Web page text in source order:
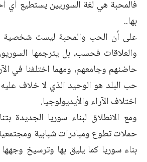
فالمحبة هي لغة السوريين يستطيع أي
بها..
على أن الحب والمحبة ليست شخصية
والعلاقات فحسب، بل يترجمها
حاضنهم وجامعهم، ومهما اختلفنا في
حب البلد هو الوحيد الذي لا خلاف
اختلاف الآراء والأيديولوجيا.
ومع الانطلاق لبناء سوريا الجديدة
حملات تطوع ومبادرات شبابية
بناء سوريا كما يليق بها وترسيخ